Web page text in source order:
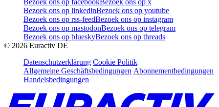
Bezoek ons op linkedinBezoek ons op youtube
Bezoek ons op rss-feedBezoek ons op instagram
Bezoek ons op mastodonBezoek ons op telegram
Bezoek ons op blueskyBezoek ons op threads
© 2026 Euractiv DE
Datenschutzerklärung Cookie Politik
Allgemeine Geschäftsbedingungen Abonnementbedingungen
Handelsbedingungen